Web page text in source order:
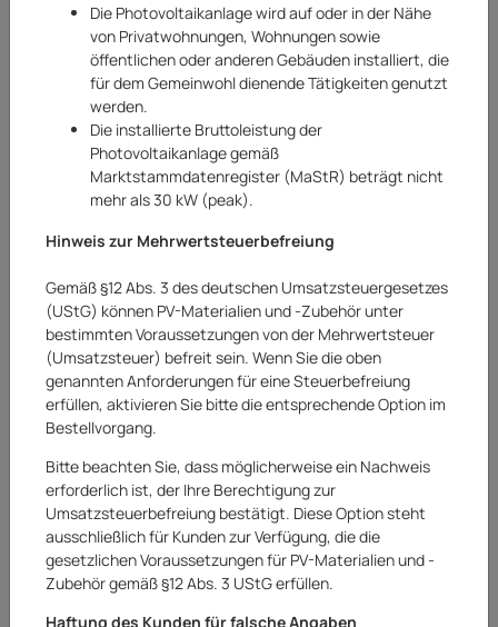
Lugato
Lugato Beste Basis Tiefgrundierung
Konzentrat Fliesengrundierung
Grundierung 1 L
Art.Nr.: 20262944AR
Die Photovoltaikanlage wird auf oder in der Nähe
von Privatwohnungen, Wohnungen sowie
öffentlichen oder anderen Gebäuden installiert, die
für dem Gemeinwohl dienende Tätigkeiten genutzt
werden.
Die installierte Bruttoleistung der
Photovoltaikanlage gemäß
Marktstammdatenregister (MaStR) beträgt nicht
mehr als 30 kW (peak).
Hinweis zur Mehrwertsteuerbefreiung
Gemäß §12 Abs. 3 des deutschen Umsatzsteuergesetzes
(UStG) können PV-Materialien und -Zubehör unter
bestimmten Voraussetzungen von der Mehrwertsteuer
(Umsatzsteuer) befreit sein. Wenn Sie die oben
genannten Anforderungen für eine Steuerbefreiung
erfüllen, aktivieren Sie bitte die entsprechende Option im
Bestellvorgang.
Bitte beachten Sie, dass möglicherweise ein Nachweis
erforderlich ist, der Ihre Berechtigung zur
Umsatzsteuerbefreiung bestätigt. Diese Option steht
ausschließlich für Kunden zur Verfügung, die die
gesetzlichen Voraussetzungen für PV-Materialien und -
Zubehör gemäß §12 Abs. 3 UStG erfüllen.
Haftung des Kunden für falsche Angaben